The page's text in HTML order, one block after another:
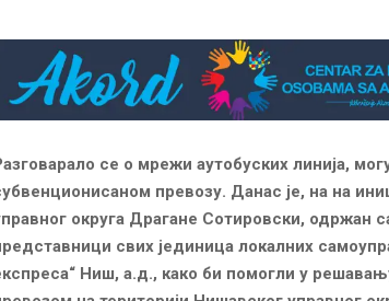
се о мрежи аутобуских линија,
превозу. Данас је, на на
округа Драгане Сотировски, одржан
свих јединица локалних
Ниш, а.д., како би помогли у